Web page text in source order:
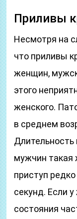
Приливы
Несмотря на
что приливы
женщин,
этого
женского.
в среднем
Длительность
мужчин такая
приступ
секунд. Если
состояния